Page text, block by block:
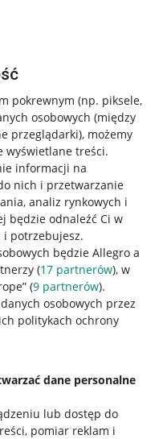
pokrewnym (np. piksele,
osobowych (między
przeglądarki), możemy
wyświetlane treści.
informacji na
nich i przetwarzanie
analiz rynkowych i
będzie odnaleźć Ci w
i potrzebujesz.
będzie Allegro a
(17 partnerów), w
(9 partnerów).
osobowych przez
politykach ochrony
dane personalne
lub dostęp do
pomiar reklam i